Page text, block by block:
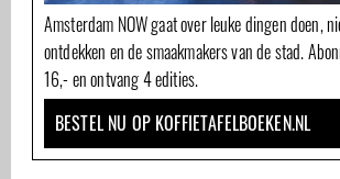
Amsterdam NOW gaat over leuke dingen doen,
ontdekken en de smaakmakers van de stad.
16,- en ontvang 4 edities.
BESTEL NU OP KOFFIETAFELBOEKEN.NL